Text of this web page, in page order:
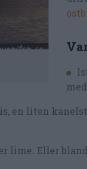
en liten
lime. Eller